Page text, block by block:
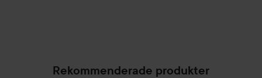
Rekommenderade produkter